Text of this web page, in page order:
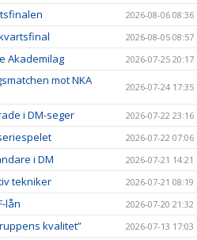
2026-08-06 08:36
2026-08-05 08:57
Akademilag 2026-07-25 20:17
mot NKA
2026-07-24 17:35
i DM-seger 2026-07-22 23:16
2026-07-22 07:06
i DM 2026-07-21 14:21
tekniker 2026-07-21 08:19
lån 2026-07-20 21:32
kvalitet” 2026-07-13 17:03